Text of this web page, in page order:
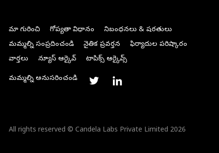
మా గురించి గోప్యతా విధానం
నిబంధనలు & షరతులు
మమ్మల్ని సంప్రదించండి
నైతిక ప్రవర్తన
ఫిర్యాదుల పరిష్కారం
వార్తలు
న్యూస్ ఆర్కైవ్ టాపిక్స్ ఆర్కైవ్స్
మమ్మల్ని అనుసరించండి
All rights reserved © Candela Labs Private Limited 2026